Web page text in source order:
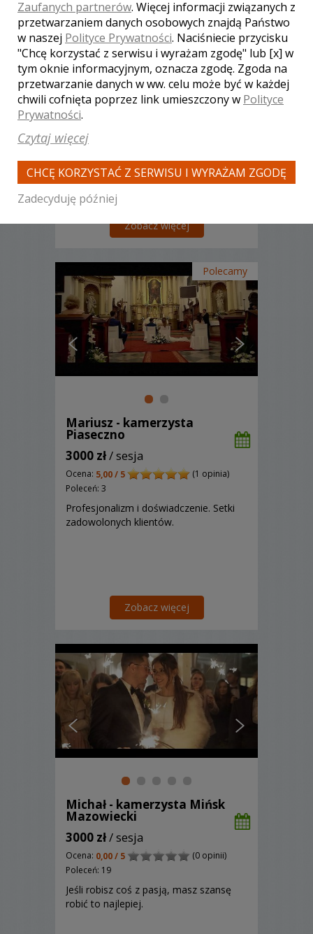
Sławomir - kamerzysta
Budzyń
3200 zł/ sesja
Ocena: 0,00 / 5
(0 opinii)
Poleceń: 9
Twoim życiu, wybierając mnie możesz
profesjonalną obsługę oraz wieloletnie
doświadczenie dzięki którym ten dzień
zarejestruję jako niezapomnianą
historię.
Zobacz więcej
Polecamy
Mariusz - kamerzysta
Piaseczno
3000 zł/ sesja
Ocena: 5,00 / 5
(1 opinia)
Poleceń: 3
Profesjonalizm i doświadczenie. Setki
zadowolonych klientów.
Zobacz więcej
Michał - kamerzysta Mińsk
Mazowiecki
3000 zł/ sesja
Ocena: 0,00 / 5
(0 opinii)
Poleceń: 19
Jeśli robisz coś z pasją, masz szansę
robić to najlepiej.
Zaufanych partnerów. Więcej informacji związanych z
przetwarzaniem danych osobowych znajdą Państwo
w naszej Polityce Prywatności. Naciśniecie przycisku
"Chcę korzystać z serwisu i wyrażam zgodę" lub [x] w
tym oknie informacyjnym, oznacza zgodę. Zgoda na
przetwarzanie danych w ww. celu może być w każdej
chwili cofnięta poprzez link umieszczony w Polityce
Prywatności.
Czytaj więcej
CHCĘ KORZYSTAĆ Z SERWISU I WYRAŻAM ZGODĘ
Zadecyduję później